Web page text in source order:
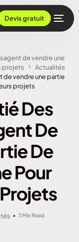
Devis gratuit
de vendre une
projets
Actualités
de vendre une partie
projets
Des
De
De
Pour
3 Min Read